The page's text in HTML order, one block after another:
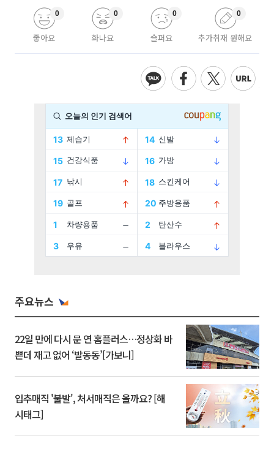
좋아요
0
화나요
0
슬퍼요
0
추가취재 원해요
0
주요뉴스
22일 만에 다시 문 연 홈플러스…정상화 바
쁜데 재고 없어 ‘발동동’[가보니]
입추매직 '불발', 처서매직은 올까요? [해
시태그]